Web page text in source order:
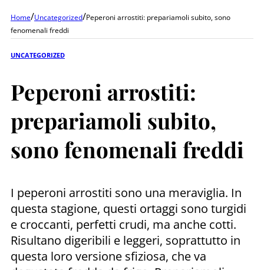
Home/Uncategorized/Peperoni arrostiti: prepariamoli subito, sono
fenomenali freddi
UNCATEGORIZED
Peperoni arrostiti:
prepariamoli subito,
sono fenomenali freddi
I peperoni arrostiti sono una meraviglia. In
questa stagione, questi ortaggi sono turgidi
e croccanti, perfetti crudi, ma anche cotti.
Risultano digeribili e leggeri, soprattutto in
questa loro versione sfiziosa, che va